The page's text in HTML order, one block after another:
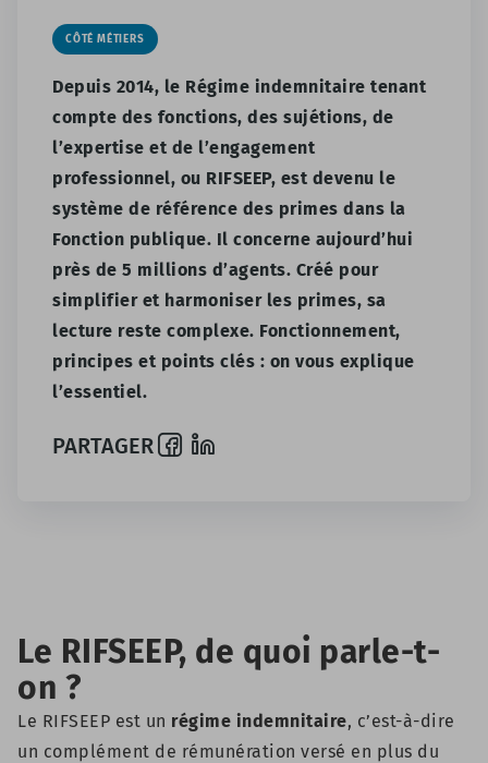
CÔTÉ MÉTIERS
Depuis 2014, le Régime indemnitaire tenant
compte des fonctions, des sujétions, de
l’expertise et de l’engagement
professionnel, ou RIFSEEP, est devenu le
système de référence des primes dans la
Fonction publique. Il concerne aujourd’hui
près de 5 millions d’agents. Créé pour
simplifier et harmoniser les primes, sa
lecture reste complexe. Fonctionnement,
principes et points clés : on vous explique
l’essentiel.
PARTAGER
Le RIFSEEP, de quoi parle-t-
on ?
Le RIFSEEP est un régime indemnitaire, c’est-à-dire
un complément de rémunération versé en plus du